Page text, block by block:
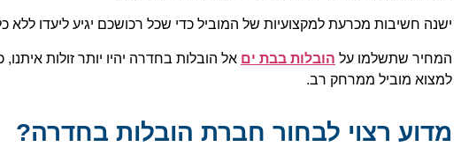
ישנה חשיבות מכרעת למקצועיות של המוביל כדי שכל רכושכם יגיע ליעדו ללא
המחיר שתשלמו על הובלות בבת ים אל הובלות בחדרה יהיו יותר זולות
למצוא מוביל ממרחק רב.
מדוע רצוי לבחור חברת הובלות בחדרה?